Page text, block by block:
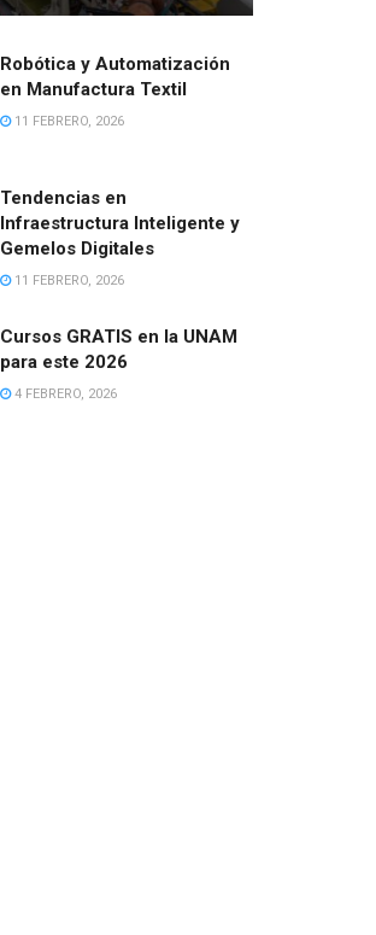
Robótica y Automatización
en Manufactura Textil
11 FEBRERO, 2026
Tendencias en
Infraestructura Inteligente y
Gemelos Digitales
11 FEBRERO, 2026
Cursos GRATIS en la UNAM
para este 2026
4 FEBRERO, 2026